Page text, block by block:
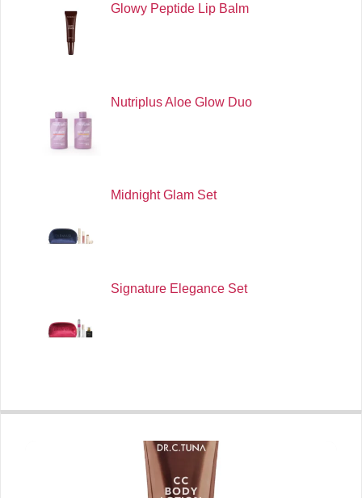
Glowy Peptide Lip Balm
Nutriplus Aloe Glow Duo
Midnight Glam Set
Signature Elegance Set